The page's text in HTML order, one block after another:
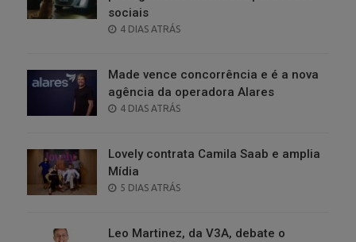
sociais
POSTED
4 DIAS ATRÁS
Made vence concorrência e é a nova
agência da operadora Alares
POSTED
4 DIAS ATRÁS
Lovely contrata Camila Saab e amplia
Mídia
POSTED
5 DIAS ATRÁS
Leo Martinez, da V3A, debate o